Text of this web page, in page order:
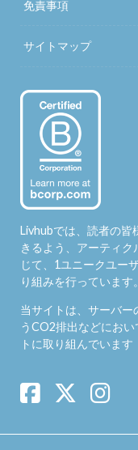
免責事項
サイトマップ
Livhubでは、読者の皆
きるよう、アーティ
じて、1ユニークユー
り組みを行っています。
当サイトは、サーバ
うCO2排出などにお
トに取り組んでいます